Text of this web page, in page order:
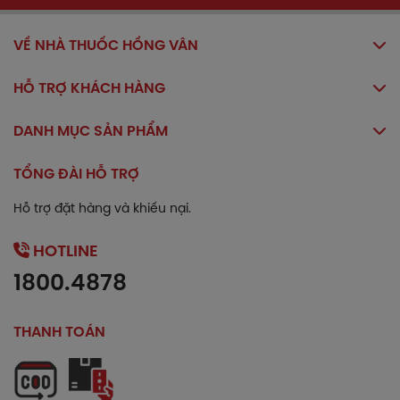
Trước khi sử dụng thuốc bạn cần đọc kỹ hướng dẫn
Thuốc Pectol - E® chống chỉ định trong các trường
Không dùng cho người đái tháo đường.
Trẻ em dưới 30 tháng tuổi, trẻ em có tiền sử động kinh
Thận trọng khi sử dụng
Đọc kỹ hướng dẫn trước khi dùng.
Khả năng lái xe và vận hành máy móc
Chưa có báo cáo.
VỀ NHÀ THUỐC HỒNG VÂN
HỖ TRỢ KHÁCH HÀNG
DANH MỤC SẢN PHẨM
TỔNG ĐÀI HỖ TRỢ
Hỗ trợ đặt hàng và khiếu nại.
HOTLINE
1800.4878
THANH TOÁN